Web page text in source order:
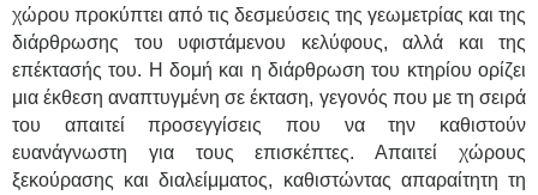
χώρου προκύπτει από τις δεσμεύσεις της γεωμετρίας και της
διάρθρωσης του υφιστάμενου κελύφους, αλλά και της
επέκτασής του. Η δομή και η διάρθρωση του κτηρίου ορίζει
μια έκθεση αναπτυγμένη σε έκταση, γεγονός που με τη σειρά
του απαιτεί προσεγγίσεις που να την καθιστούν
ευανάγνωστη για τους επισκέπτες. Απαιτεί χώρους
ξεκούρασης και διαλείμματος, καθιστώντας απαραίτητη τη